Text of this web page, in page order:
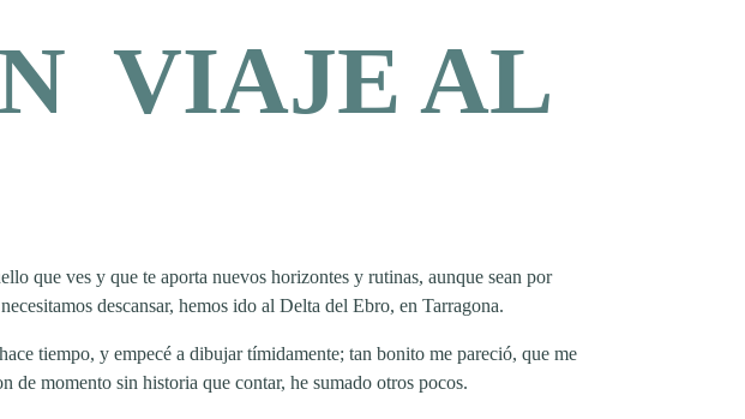
VIAJE AL
que ves y que te aporta nuevos horizontes y rutinas, aunque sean por
descansar, hemos ido al Delta del Ebro, en Tarragona.
tiempo, y empecé a dibujar tímidamente; tan bonito me pareció, que me
de momento sin historia que contar, he sumado otros pocos.